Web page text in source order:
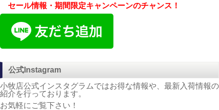
セール情報・期間限定キャンペーンのチャンス！
公式Instagram
小牧店公式インスタグラムではお得な情報や、最新入荷情報の
紹介を行っております。
お気軽にご覧下さい！